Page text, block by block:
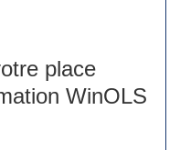
place
WinOLS